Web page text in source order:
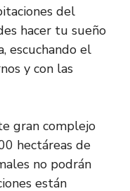
del
hacer tu sueño
escuchando el
y con las
gran complejo
hectáreas de
no podrán
están